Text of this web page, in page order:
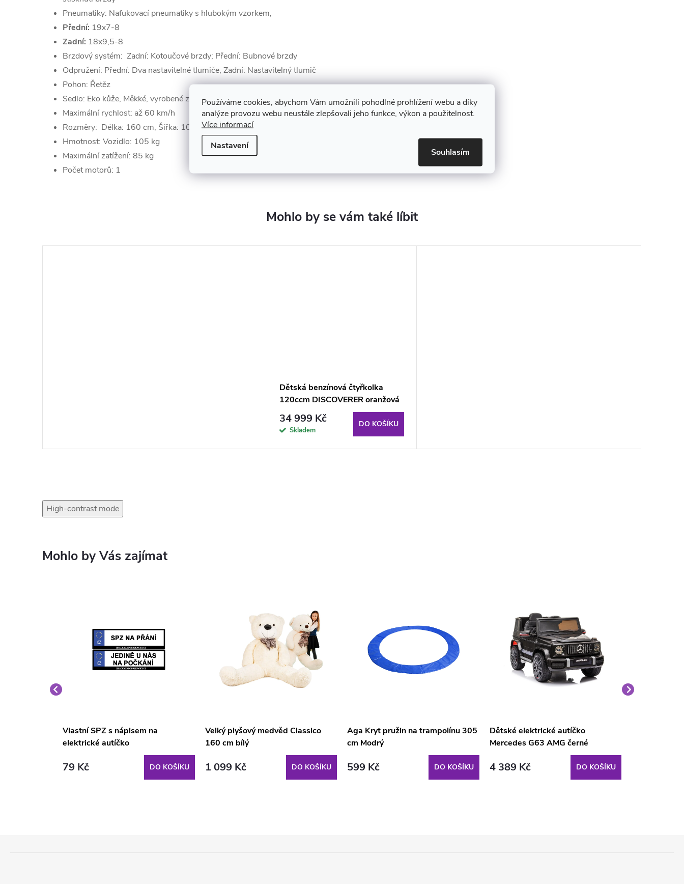
Používáme cookies, abychom Vám umožnili pohodlné prohlížení webu a díky
analýze provozu webu neustále zlepšovali jeho funkce, výkon a použitelnost.
Více informací
Nastavení
Souhlasím
Pneumatiky: Nafukovací pneumatiky s hlubokým vzorkem,
Přední: 19x7-8
Zadní: 18x9,5-8
Brzdový systém: Zadní: Kotoučové brzdy; Přední: Bubnové brzdy
Odpružení: Přední: Dva nastavitelné tlumiče, Zadní: Nastavitelný tlumič
Pohon: Řetěz
Sedlo: Eko kůže, Měkké, vyrobené z odolného materiálu, Voděodolné
Maximální rychlost: až 60 km/h
Rozměry: Délka: 160 cm, Šířka: 105 cm, Výška: 98 cm, Světlá výška: 26 cm
Hmotnost: Vozidlo: 105 kg
Maximální zatížení: 85 kg
Počet motorů: 1
Dětská benzínová čtyřkolka
120ccm DISCOVERER oranžová
34 999 Kč
Skladem
DO KOŠÍKU
High-contrast mode
Vlastní SPZ s nápisem na
elektrické autíčko
79 Kč DO KOŠÍKU
Velký plyšový medvěd Classico
160 cm bílý
1 099 Kč DO KOŠÍKU
Aga Kryt pružin na trampolínu 305
cm Modrý
599 Kč DO KOŠÍKU
Dětské elektrické autíčko
Mercedes G63 AMG černé
4 389 Kč DO KOŠÍKU